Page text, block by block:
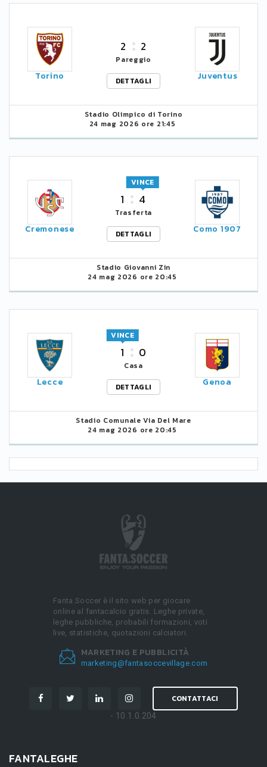
Torino
2 2
Pareggio
DETTAGLI
Juventus
Stadio Olimpico di Torino
24 mag 2026 ore 21:45
Cremonese
1 4
VINCE
Trasferta
DETTAGLI
Como 1907
Stadio Giovanni Zin
24 mag 2026 ore 20:45
Lecce
1
VINCE
0
Casa
DETTAGLI
Genoa
Stadio Comunale Via Del Mare
24 mag 2026 ore 20:45
Fanta.Soccer è il sito web per giocare
online al fantacalcio gratis. Leghe private,
leghe pubbliche, probabili formazioni, voti
live, statistiche, quotazioni calciatori.
MARKETING E PUBBLICITÀ
marketing@fantasoccevillage.com
CONTATTACI
- 10.1.0.204
FANTALEGHE